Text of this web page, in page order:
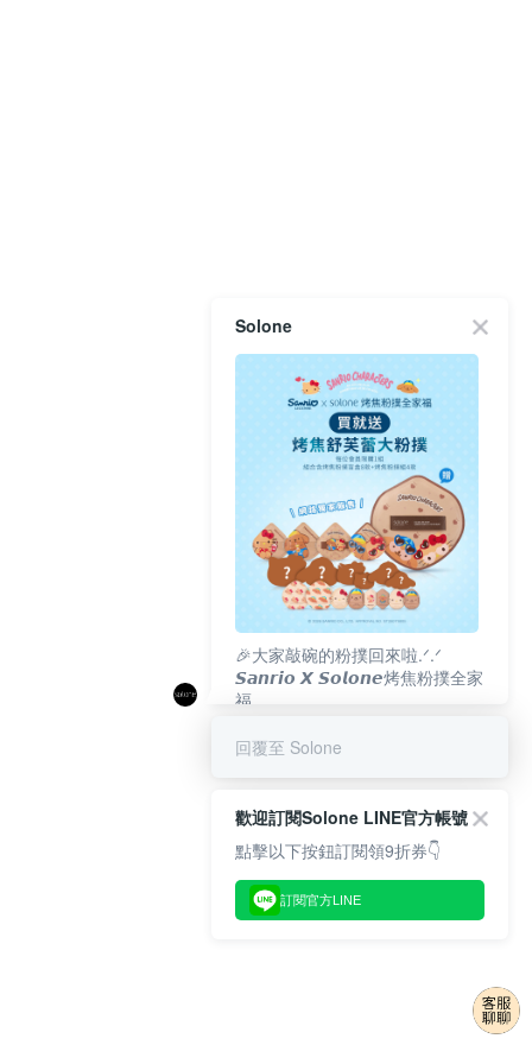
Solone
🎉大家敲碗的粉撲回來啦.ᐟ‪‪.ᐟ
𝙎𝙖𝙣𝙧𝙞𝙤 𝙓 𝙎𝙤𝙡𝙤𝙣𝙚烤焦粉撲全家
福
回覆至 Solone
歡迎訂閱Solone LINE官方帳號
點擊以下按鈕訂閱領9折券👇
訂閱官方LINE